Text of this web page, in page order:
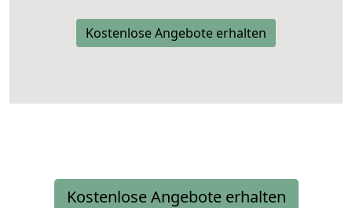
Kostenlose Angebote erhalten
Kostenlose Angebote erhalten